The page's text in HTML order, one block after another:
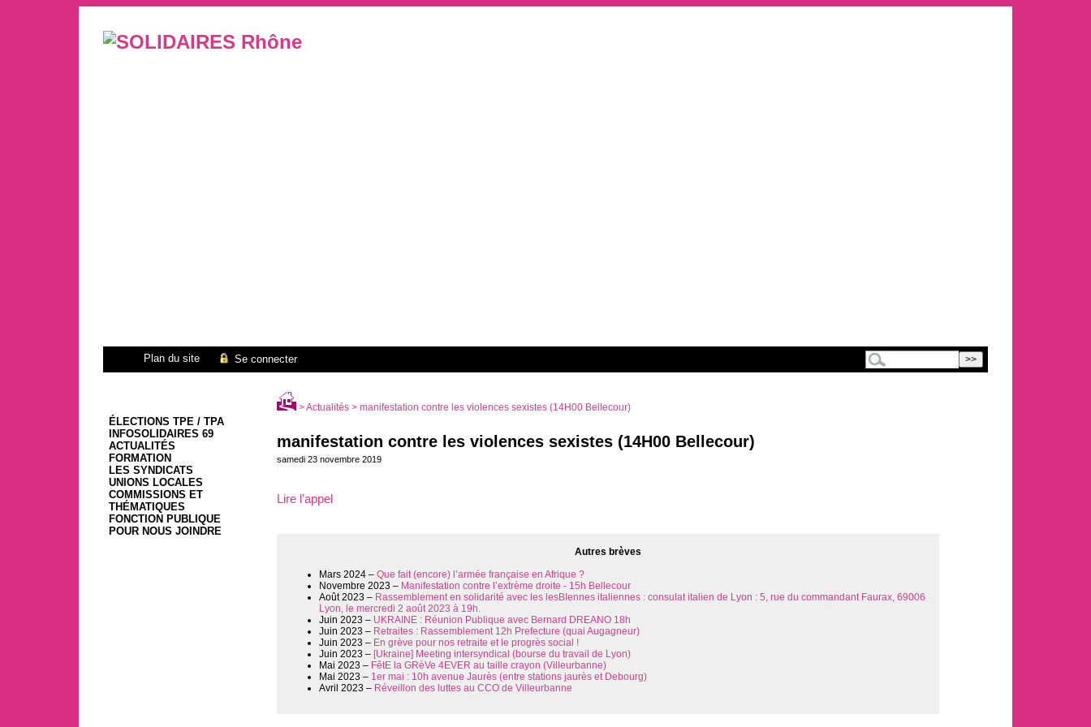
Plan du site Se connecter
ÉLECTIONS TPE / TPA
INFOSOLIDAIRES 69
ACTUALITÉS
FORMATION
LES SYNDICATS
UNIONS LOCALES
COMMISSIONS ET
THÉMATIQUES
FONCTION PUBLIQUE
POUR NOUS JOINDRE
>Actualités> manifestation contre les violences sexistes (14H00 Bellecour)
manifestation contre les violences sexistes (14H00 Bellecour)
samedi 23 novembre 2019
Lire l’appel
Autres brèves
Mars 2024 –Que fait (encore) l’armée française en Afrique ?
Novembre 2023 – Manifestation contre l’extrème droite - 15h Bellecour
Août 2023 – Rassemblement en solidarité avec les lesBIennes italiennes : consulat italien de Lyon : 5, rue du commandant Faurax, 69006
Lyon, le mercredi 2 août 2023 à 19h.
Juin 2023 – UKRAINE : Réunion Publique avec Bernard DREANO 18h
Juin 2023 – Retraites : Rassemblement 12h Prefecture (quai Augagneur)
Juin 2023 – En grève pour nos retraite et le progrès social !
Juin 2023 – [Ukraine] Meeting intersyndical (bourse du travail de Lyon)
Mai 2023 – FêtE la GRèVe 4EVER au taille crayon (Villeurbanne)
Mai 2023 – 1er mai : 10h avenue Jaurès (entre stations jaurès et Debourg)
Avril 2023 – Réveillon des luttes au CCO de Villeurbanne